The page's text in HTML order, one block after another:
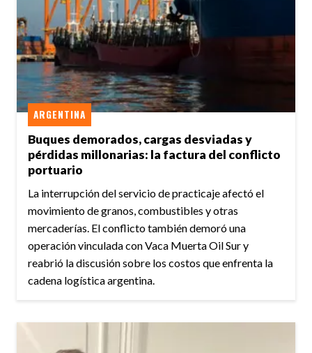
Buques demorados, cargas desviadas y
pérdidas millonarias: la factura del conflicto
portuario
ARGENTINA
La interrupción del servicio de practicaje afectó el
movimiento de granos, combustibles y otras
mercaderías. El conflicto también demoró una
operación vinculada con Vaca Muerta Oil Sur y
reabrió la discusión sobre los costos que enfrenta la
cadena logística argentina.